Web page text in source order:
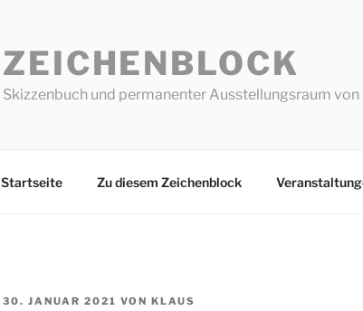
ZEICHENBLOCK
Skizzenbuch und permanenter Ausstellungsraum von
Startseite Zu diesem Zeichenblock
VERÖFFENTLICHT
30. JANUAR 2021 VON KLAUS